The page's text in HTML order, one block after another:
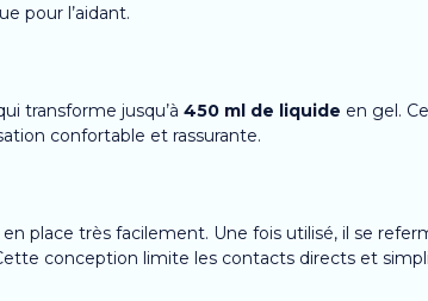
pour l’aidant.
transforme jusqu’à 450 ml de liquide en gel.
confortable et rassurante.
place très facilement. Une fois utilisé, il se
conception limite les contacts directs et